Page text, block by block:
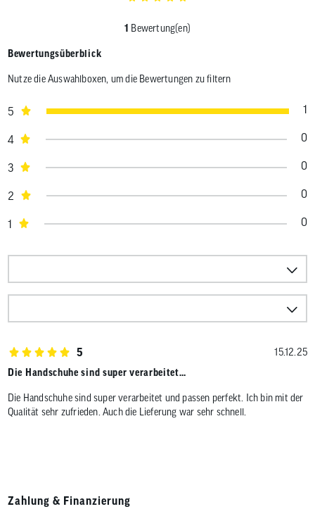
1 Bewertung(en)
Bewertungsüberblick
Nutze die Auswahlboxen, um die Bewertungen zu filtern
5 1
4 0
3 0
2 0
1 0
5
15.12.25
Die Handschuhe sind super verarbeitet…
Die Handschuhe sind super verarbeitet und passen perfekt. Ich bin mit der
Qualität sehr zufrieden. Auch die Lieferung war sehr schnell.
Zahlung & Finanzierung